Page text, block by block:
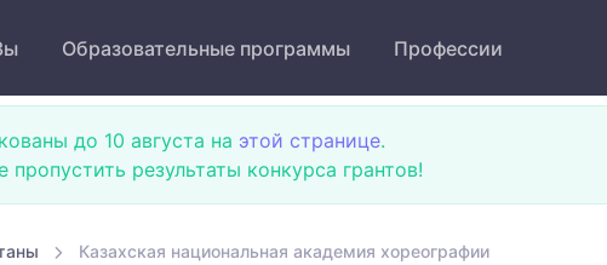
Образовательные программы Профессии
до 10 августа на этой странице.
пропустить результаты конкурса грантов!
Казахская национальная академия хореографии